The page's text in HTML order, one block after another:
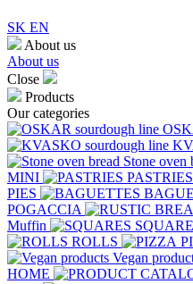
SK EN
About us
About us
Close
Products
Our categories
Stone oven
MINI
PASTRIES
PIES
POGACCIA
Muffin
ROLLS
Vegan
HOME